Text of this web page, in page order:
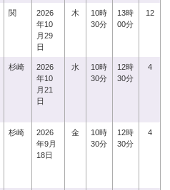
関
2026
年10
月29
日
木
10時
30分
13時
00分
12
杉崎
2026
年10
月21
日
水
10時
30分
12時
30分
4
杉崎
2026
年9月
18日
金
10時
30分
12時
30分
4